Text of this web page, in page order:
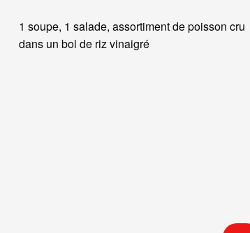
1 soupe, 1 salade, assortiment de poisson cru
dans un bol de riz vinaigré